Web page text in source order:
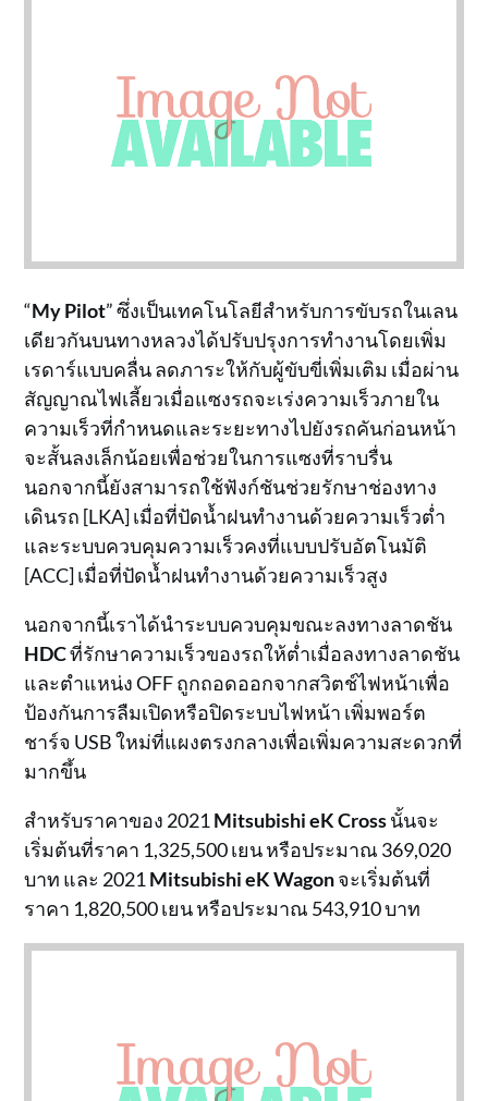
“My Pilot” ซึ่งเป็นเทคโนโลยีสำหรับการขับรถในเลน
เดียวกันบนทางหลวงได้ปรับปรุงการทำงานโดยเพิ่ม
เรดาร์แบบคลื่น ลดภาระให้กับผู้ขับขี่เพิ่มเติม เมื่อผ่าน
สัญญาณไฟเลี้ยวเมื่อแซงรถจะเร่งความเร็วภายใน
ความเร็วที่กำหนดและระยะทางไปยังรถคันก่อนหน้า
จะสั้นลงเล็กน้อยเพื่อช่วยในการแซงที่ราบรื่น
นอกจากนี้ยังสามารถใช้ฟังก์ชันช่วยรักษาช่องทาง
เดินรถ [LKA] เมื่อที่ปัดน้ำฝนทำงานด้วยความเร็วต่ำ
และระบบควบคุมความเร็วคงที่แบบปรับอัตโนมัติ
[ACC] เมื่อที่ปัดน้ำฝนทำงานด้วยความเร็วสูง
นอกจากนี้เราได้นำระบบควบคุมขณะลงทางลาดชัน
HDCที่รักษาความเร็วของรถให้ต่ำเมื่อลงทางลาดชัน
และตำแหน่ง OFF ถูกถอดออกจากสวิตช์ไฟหน้าเพื่อ
ป้องกันการลืมเปิดหรือปิดระบบไฟหน้า เพิ่มพอร์ต
ชาร์จ USB ใหม่ที่แผงตรงกลางเพื่อเพิ่มความสะดวกที่
มากขึ้น
สำหรับราคาของ 2021 Mitsubishi eK Crossนั้นจะ
เริ่มต้นที่ราคา 1,325,500 เยน หรือประมาณ 369,020
บาท และ 2021 Mitsubishi eK Wagonจะเริ่มต้นที่
ราคา 1,820,500 เยน หรือประมาณ 543,910 บาท